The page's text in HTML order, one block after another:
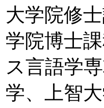
大学院修
学院博士
ス言語学
学、上智